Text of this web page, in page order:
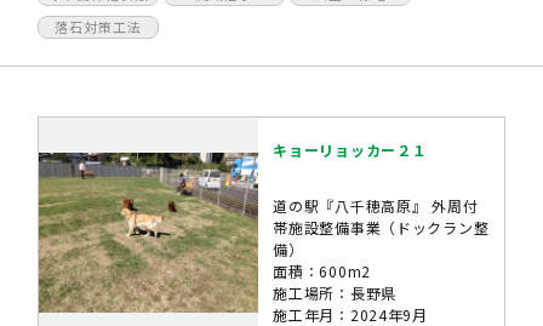
落石対策工法
キョーリョッカー２１
道の駅『八千穂高原』 外周付
帯施設整備事業（ドックラン整
備）
面積：600m2
施工場所：長野県
施工年月：2024年9月